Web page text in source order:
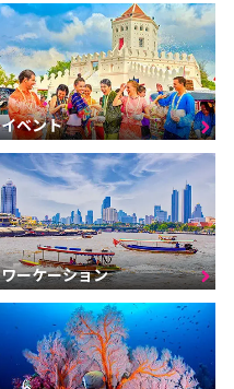
イベント
ワーケーション